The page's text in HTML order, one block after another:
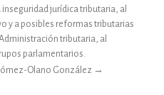
jurídica tributaria, al
y a posibles reformas tributarias
tributaria, al
parlamentarios.
Olano González →